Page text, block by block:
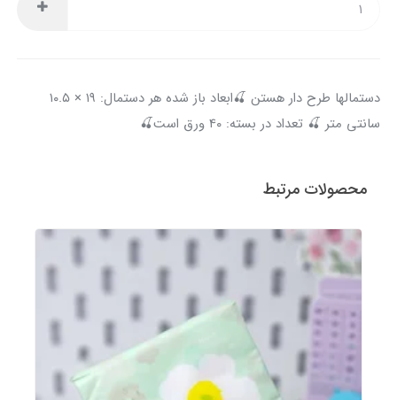
دستمالها طرح دار هستن 🍒ابعاد باز شده هر دستمال: ۱۹ × ۱۰.۵
سانتی متر 🍒 تعداد در بسته: ۴۰ ورق است🍒
محصولات مرتبط